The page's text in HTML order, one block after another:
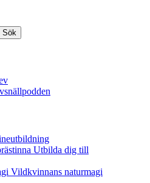
Utbilda dig till
Vildkvinnans naturmagi